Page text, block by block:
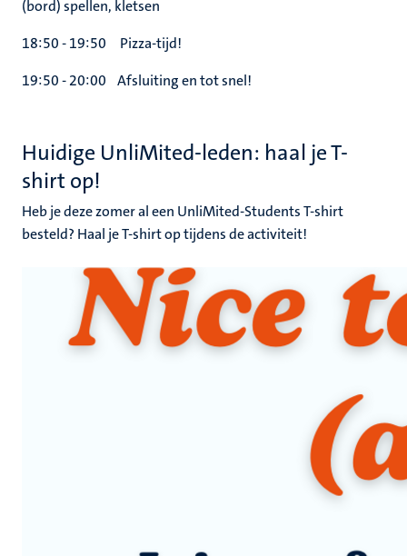
(bord) spellen, kletsen
18:50 - 19:50 Pizza-tijd!
19:50 - 20:00 Afsluiting en tot snel!
Huidige UnliMited-leden: haal je T-
shirt op!
Heb je deze zomer al een UnliMited-Students T-shirt
besteld? Haal je T-shirt op tijdens de activiteit!